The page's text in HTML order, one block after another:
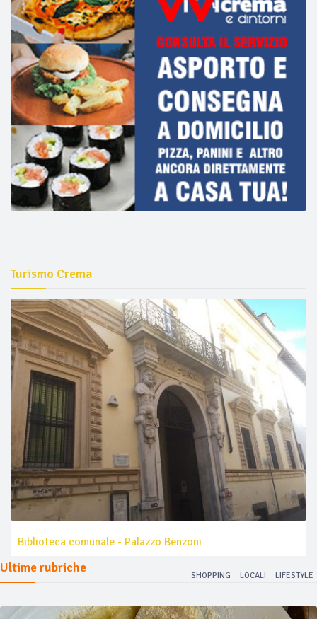
Turismo Crema
Biblioteca comunale - Palazzo Benzoni
Ultime rubriche
SHOPPING LOCALI LIFESTYLE